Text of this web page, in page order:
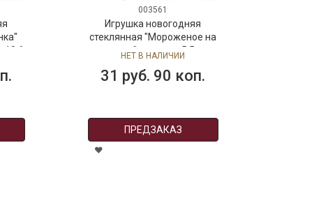
10,6
003561
Игрушка новогодняя
стеклянная "Мороженое на
палочке" диаметр 5,5 см,
НЕТ В НАЛИЧИИ
31 руб. 90 коп.
ПРЕДЗАКАЗ